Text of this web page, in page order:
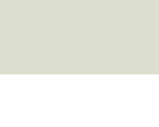
looking to